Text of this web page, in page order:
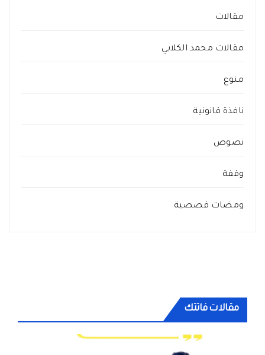
مقالات
مقالات محمد الكلابي
منوع
نافذة قانونية
نصوص
وقفة
ومضات قصصية
مقالات فاتتك